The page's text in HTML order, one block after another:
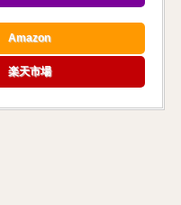
Amazon
楽天市場